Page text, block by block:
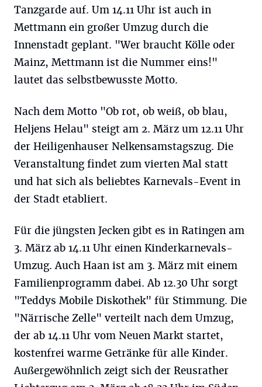
Tanzgarde auf. Um 14.11 Uhr ist auch in
Mettmann ein großer Umzug durch die
Innenstadt geplant. "Wer braucht Kölle oder
Mainz, Mettmann ist die Nummer eins!"
lautet das selbstbewusste Motto.
Nach dem Motto "Ob rot, ob weiß, ob blau,
Heljens Helau" steigt am 2. März um 12.11 Uhr
der Heiligenhauser Nelkensamstagszug. Die
Veranstaltung findet zum vierten Mal statt
und hat sich als beliebtes Karnevals-Event in
der Stadt etabliert.
Für die jüngsten Jecken gibt es in Ratingen am
3. März ab 14.11 Uhr einen Kinderkarnevals-
Umzug. Auch Haan ist am 3. März mit einem
Familienprogramm dabei. Ab 12.30 Uhr sorgt
"Teddys Mobile Diskothek" für Stimmung. Die
"Närrische Zelle" verteilt nach dem Umzug,
der ab 14.11 Uhr vom Neuen Markt startet,
kostenfrei warme Getränke für alle Kinder.
Außergewöhnlich zeigt sich der Reusrather